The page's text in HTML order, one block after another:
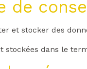
de
et stocker des
stockées dans le